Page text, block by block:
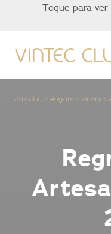
Toque para
Artículos Regiones